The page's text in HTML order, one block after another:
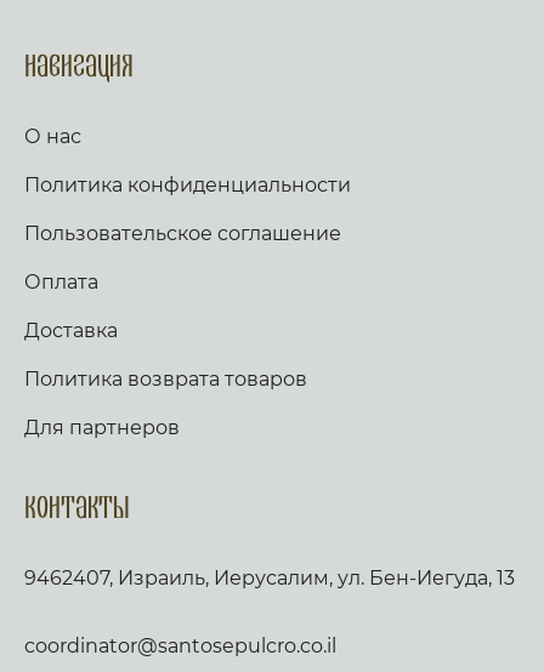
Навигация
О нас
Политика конфиденциальности
Пользовательское соглашение
Оплата
Доставка
Политика возврата товаров
Для партнеров
Контакты
9462407, Израиль, Иерусалим, ул. Бен-Иегуда, 13
coordinator@santosepulcro.co.il